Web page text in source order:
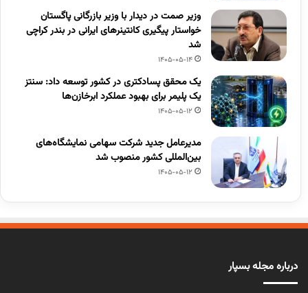
وزیر صمت در دیدار با وزیر بازرگانی پاگستان
خواستار پیگیری کانتینرهای ایرانی در بندر کراچی
شد
1405-05-14
یک محقق پسادکتری در کشور توسعه داد: سنتز
یک پلیمر برای بهبود عملکرد ابرخازن‌ها
1405-05-12
مدیرعامل جدید شرکت سهامی نمایشگاه‌های
بین‌المللی کشور منصوب شد
1405-05-12
درباره مجله بسپار